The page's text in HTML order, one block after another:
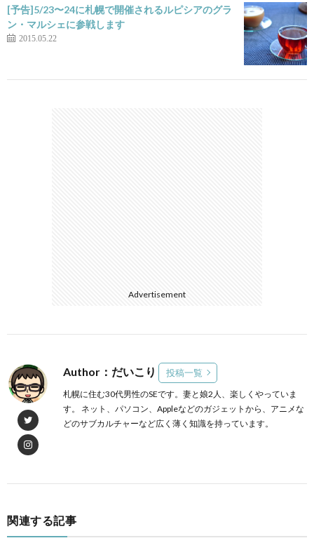
[予告]5/23〜24に札幌で開催されるルピシアのグラ
ン・マルシェに参戦します
2015.05.22
Advertisement
Author：だいこり 投稿一覧
札幌に住む30代男性のSEです。妻と娘2人、楽しくやっていま
す。 ネット、パソコン、Appleなどのガジェットから、アニメな
どのサブカルチャーなど広く薄く知識を持っています。
関連する記事